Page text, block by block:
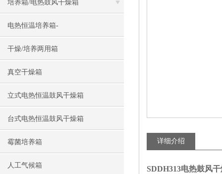
培养箱/电热鼓风干燥箱
电热恒温培养箱-
干燥/培养两用箱
真空干燥箱
立式电热恒温鼓风干燥箱
台式电热恒温鼓风干燥箱
霉菌培养箱
人工气候箱
详细介绍
SDDH313电热鼓风